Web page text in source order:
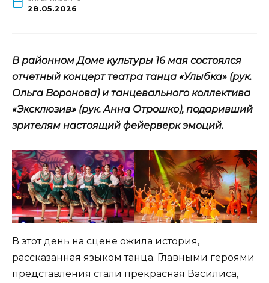
28.05.2026
В районном Доме культуры 16 мая состоялся
отчетный концерт театра танца «Улыбка» (рук.
Ольга Воронова) и танцевального коллектива
«Эксклюзив» (рук. Анна Отрошко), подаривший
зрителям настоящий фейерверк эмоций.
В этот день на сцене ожила история,
рассказанная языком танца. Главными героями
представления стали прекрасная Василиса,